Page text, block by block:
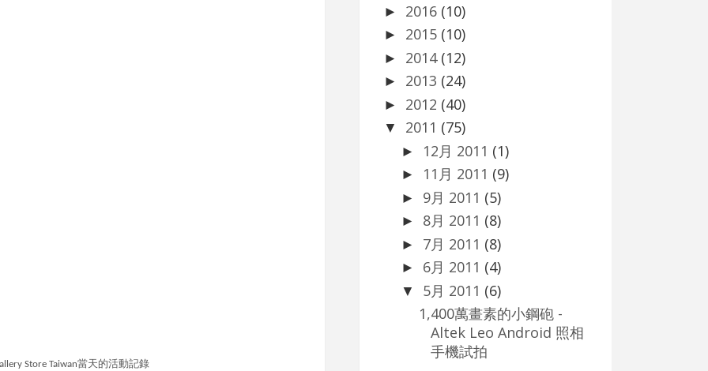
Store Taiwan當天的活動記錄
► 2016 (10)
► 2015 (10)
► 2014 (12)
► 2013 (24)
► 2012 (40)
▼ 2011 (75)
► 12月 2011 (1)
► 11月 2011 (9)
► 9月 2011 (5)
► 8月 2011 (8)
► 7月 2011 (8)
► 6月 2011 (4)
▼ 5月 2011 (6)
1,400萬畫素的小鋼砲 -
Altek Leo Android 照相
手機試拍